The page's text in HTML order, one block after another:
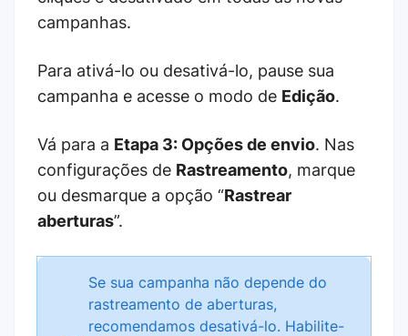
campanhas.
Para ativá-lo ou desativá-lo, pause sua
campanha e acesse o modo de Edição.
Vá para a Etapa 3: Opções de envio. Nas
configurações de Rastreamento, marque
ou desmarque a opção “Rastrear
aberturas”.
Se sua campanha não depende do
rastreamento de aberturas,
recomendamos desativá-lo. Habilite-